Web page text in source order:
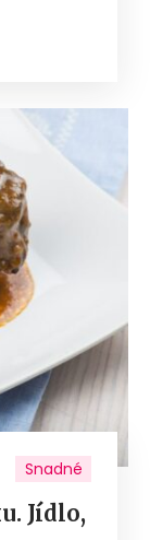
Snadné
Jídlo,